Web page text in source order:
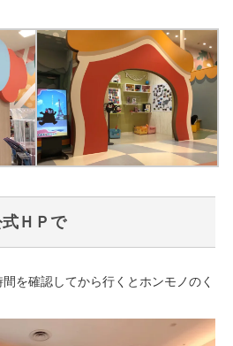
ＨＰで
を確認してから行くとホンモノのく